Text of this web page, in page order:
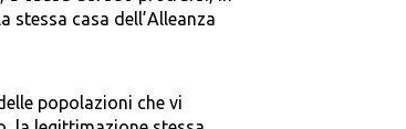
stessa casa dell’Alleanza
popolazioni che vi